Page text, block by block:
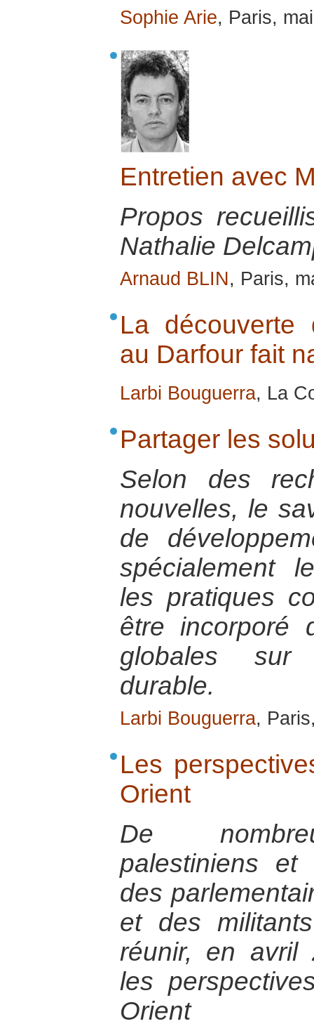
Sophie Arie, Paris,
Entretien avec
Propos
Nathalie
Arnaud BLIN, Paris,
La découverte
au Darfour fait
Larbi Bouguerra, La
Partager les
Selon des
nouvelles, le
de
spécialement
les pratiques
être incorporé
globales sur
durable.
Larbi Bouguerra,
Les
Orient
De
palestiniens et
des
et des
réunir, en avril
les
Orient